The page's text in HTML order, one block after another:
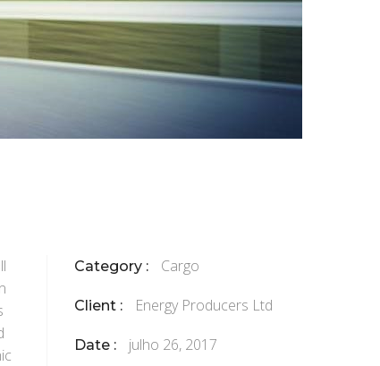
Category : Cargo
Client : Energy Producers Ltd
Date : julho 26, 2017